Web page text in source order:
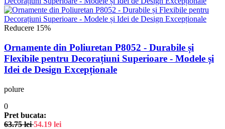
Reducere 15%
Ornamente din Poliuretan P8052 - Durabile și
Flexibile pentru Decorațiuni Superioare - Modele și
Idei de Design Excepționale
polure
0
Pret bucata:
63.75lei 54.19 lei